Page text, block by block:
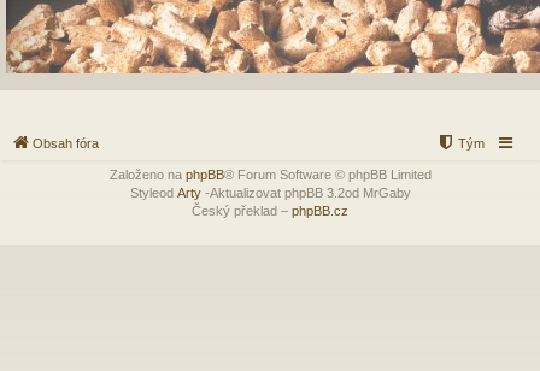
Obsah fóra Tým
Založeno na phpBB® Forum Software © phpBB Limited
Styleod Arty-Aktualizovat phpBB 3.2od MrGaby
Český překlad – phpBB.cz